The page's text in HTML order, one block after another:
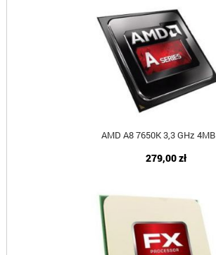
AMD A8 7650K 3,3 GHz 4MB
279,00 zł